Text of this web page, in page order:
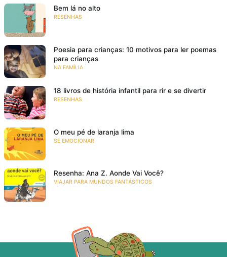
Bem lá no alto
RESENHAS
Poesia para crianças: 10 motivos para ler poemas
para crianças
NA FAMÍLIA
18 livros de história infantil para rir e se divertir
RESENHAS
O meu pé de laranja lima
SE EMOCIONAR
Resenha: Ana Z. Aonde Vai Você?
VIAJAR PARA MUNDOS FANTÁSTICOS